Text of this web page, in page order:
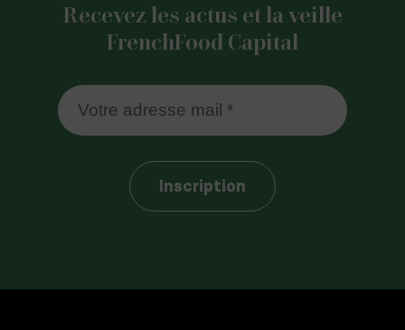
Recevez les actus et la veille
FrenchFood Capital
Inscription